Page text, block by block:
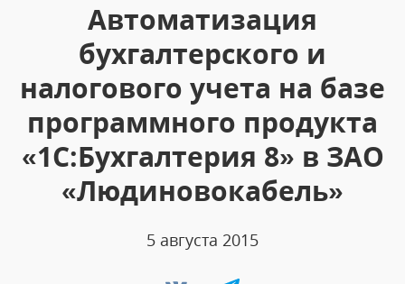
Автоматизация
бухгалтерского и
налогового учета на базе
программного продукта
«1С:Бухгалтерия 8» в ЗАО
«Людиновокабель»
5 августа 2015